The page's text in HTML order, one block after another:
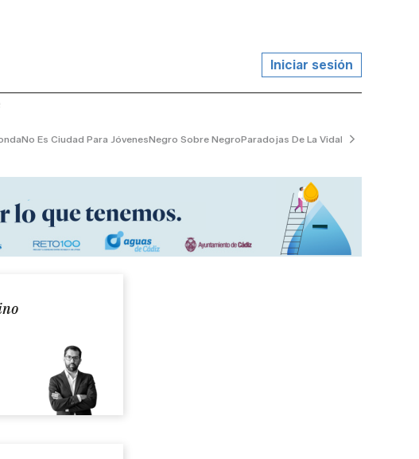
Iniciar sesión
No Es Ciudad Para JóvenesNegro Sobre NegroParadojas De La VidaEl Jardinero